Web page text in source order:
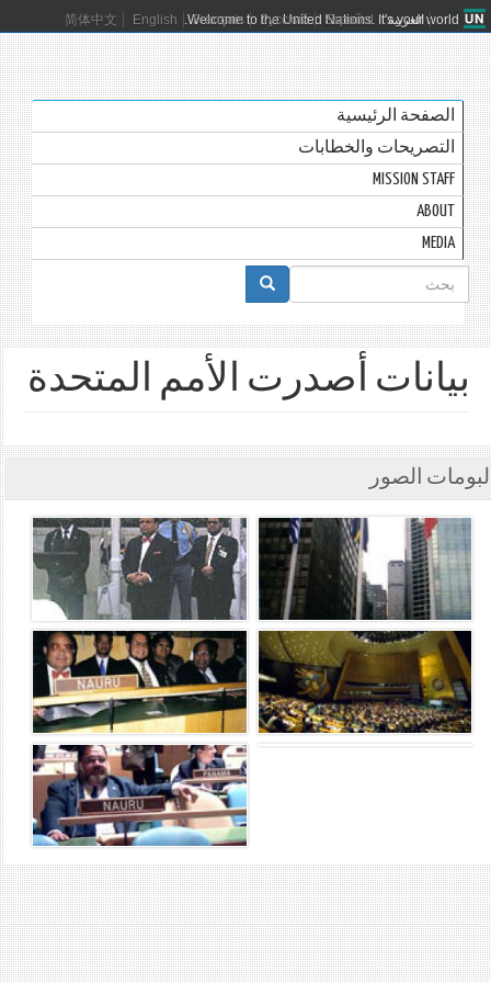
Welcome to the United Nations. It's your world.
العربية 简体中文 English Français Русский Español
الصفحة الرئيسية
التصريحات والخطابات
MISSION STAFF
ABOUT
MEDIA
استمارة
البحث
بحث
بيانات أصدرت الأمم المتحدة
الصور